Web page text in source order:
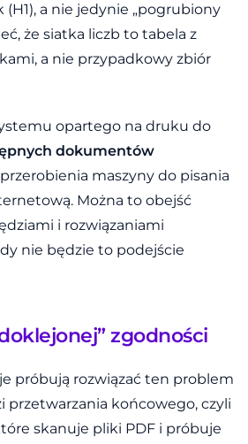
a nie jedynie „pogrubiony
że siatka liczb to tabela z
a nie przypadkowy zbiór
opartego na druku do
dokumentów
maszyny do pisania
Można to obejść
i rozwiązaniami
nie będzie to podejście
zgodności
próbują rozwiązać ten problem
przetwarzania końcowego, czyli
skanuje pliki PDF i próbuje